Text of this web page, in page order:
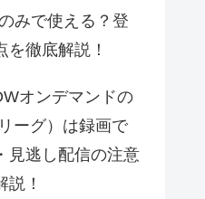
みで使える？登
徹底解説！
オンデマンドの
ーグ）は録画で
見逃し配信の注意
！